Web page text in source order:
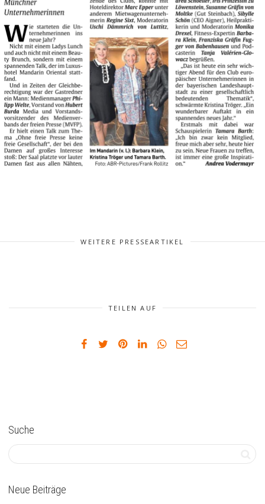
WEITERE PRESSEARTIKEL
TEILEN AUF
Suche
Neue Beiträge